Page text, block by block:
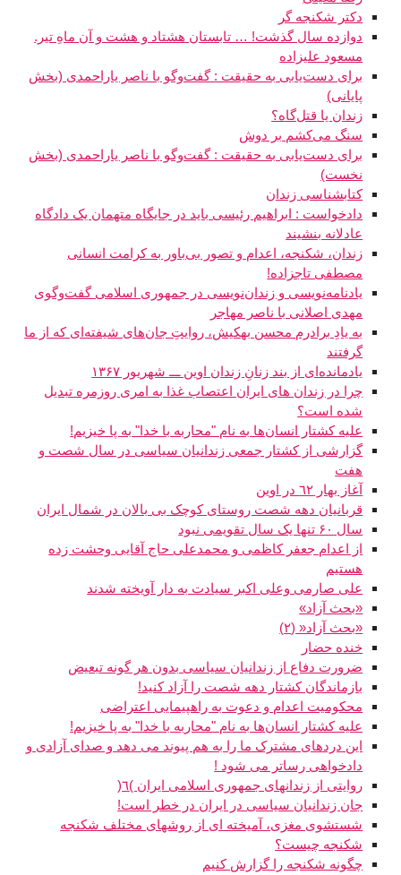
دکتر شکنجه گر
دوازده سال گذشت! … تابستان هشتاد و هشت و آن ماهِ تیر.
مسعود عليزاده
برای دست‌یابی به حقیقت : گفت‌وگو با ناصر یاراحمدی (بخش
پایانی)
زندان یا قتل‌گاه؟
سنگ می‌کشم بر دوش
برای دست‌یابی به حقیقت : گفت‌وگو با ناصر یاراحمدی (بخش
نخست)
کتابشناسی زندان
دادخواست : ابراهیم رئیسی باید در جایگاه متهمان یک دادگاه
عادلانه بنشیند
زندان، شکنجه، اعدام و تصور بی‌باور به کرامت انسانی
مصطفی تاجزاده!
یادنامه‌نویسی و زندان‌نویسی در جمهوری اسلامی گفت‌و‌گوی
مهدی اصلانی با ناصر مهاجر
به یادِ برادرم محسن بهکیش، روایتِ جان‌های شیفته‌ای که از ما
گرفتند
یادمانده‌‌ای از بند زنانِ زندان اوین ـــ شهریور ۱۳۶۷
چرا در زندان های ایران اعتصاب غذا به امری روزمره تبدیل
شده است؟
عليه کشتار انسان‌ها به نام "محاربه با خدا" به پا خيزيم!
گزارشی از کشتار جمعی زندانیان سیاسی در سال شصت و
هفت
آغاز بهار ٦٢ در اوین
قربانیان دهه شصت روستای کوچک بی بالان در شمال ایران
سال ۶۰ تنها یک سال تقویمی نبود
از اعدام جعفر کاظمی و محمدعلی حاج آقایی وحشت زده
هستیم
علی صارمی وعلی اکبر سیادت به دار آویخته شدند
«بحث آزاد»
«بحث آزاد« (٢)
خنده حضار
ضرورت دفاع از زندانیان سیاسی بدون هر گونه تبعیض
بازماندگان کشتار دهه شصت را آزاد کنيد!
محکوميت اعدام و دعوت به راهپيمايی اعتراضی
عليه کشتار انسان‌ها به نام "محاربه با خدا" به پا خيزيم!
اين دردهای مشترک ما را به هم پيوند می دهد و صدای آزادی و
دادخواهی رساتر می شود !
روايتی از زندانهای جمهوری اسلامی ايران )٦(
جان زندانیان سیاسی در ایران در خطر است!
شستشوی مغزی، آمیخته ای از روشهای مختلف شکنجه
شکنجه چیست؟
چگونه شکنجه را گزارش کنیم